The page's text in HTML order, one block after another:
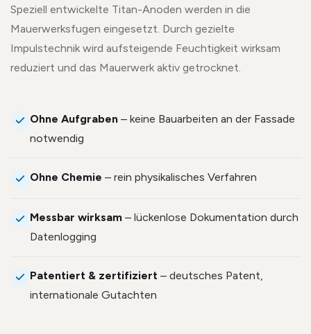
Speziell entwickelte Titan-Anoden werden in die
Mauerwerksfugen eingesetzt. Durch gezielte
Impulstechnik wird aufsteigende Feuchtigkeit wirksam
reduziert und das Mauerwerk aktiv getrocknet.
Ohne Aufgraben – keine Bauarbeiten an der Fassade
notwendig
Ohne Chemie – rein physikalisches Verfahren
Messbar wirksam – lückenlose Dokumentation durch
Datenlogging
Patentiert & zertifiziert – deutsches Patent,
internationale Gutachten